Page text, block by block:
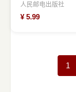
人民邮电出版社
¥ 5.99
1